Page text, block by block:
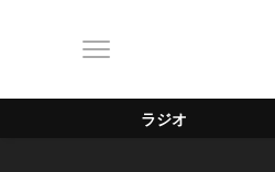
ラジオ